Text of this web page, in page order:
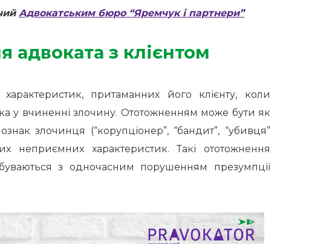
Адвокатським бюро “Яремчук і партнери”
адвоката з клієнтом
притаманних його клієнту, коли
у вчиненні злочину. Ототожненням може бути як
злочинця (“корупціонер”, “бандит”, “убивця”
неприємних характеристик. Такі ототожнення
з одночасним порушенням презумпції